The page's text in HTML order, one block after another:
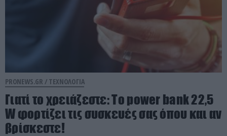
PRONEWS.GR / ΤΕΧΝΟΛΟΓΙΑ
Γιατί το χρειάζεστε: Το power bank 22,5
W φορτίζει τις συσκευές σας όπου και αν
βρίσκεστε!